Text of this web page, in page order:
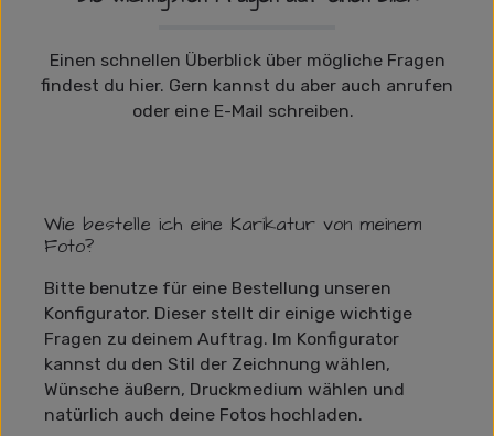
Einen schnellen Überblick über mögliche Fragen
findest du hier. Gern kannst du aber auch anrufen
oder eine E-Mail schreiben.
Wie bestelle ich eine Karikatur von meinem
Foto?
Bitte benutze für eine Bestellung unseren
Konfigurator. Dieser stellt dir einige wichtige
Fragen zu deinem Auftrag. Im Konfigurator
kannst du den Stil der Zeichnung wählen,
Wünsche äußern, Druckmedium wählen und
natürlich auch deine Fotos hochladen.